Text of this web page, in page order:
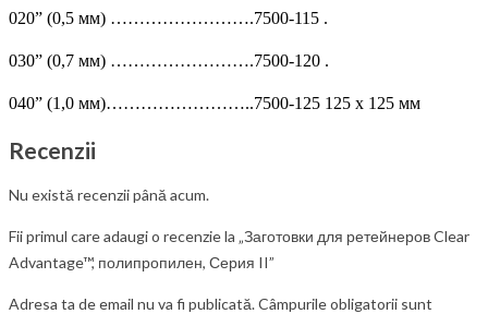
020” (0,5 мм) …………………….7500-115 .
030” (0,7 мм) …………………….7500-120 .
040” (1,0 мм)……………………..7500-125 125 x 125 мм
Recenzii
Nu există recenzii până acum.
Fii primul care adaugi o recenzie la „Заготовки для ретейнеров Clear
Advantage™, полипропилен, Серия II”
Adresa ta de email nu va fi publicată.Câmpurile obligatorii sunt